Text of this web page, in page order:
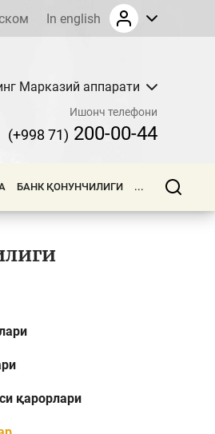
In english
Марказий аппарати
Ишонч телефони
(+998 71) 200-00-44
БАНК ҚОНУНЧИЛИГИ ...
қарорлари